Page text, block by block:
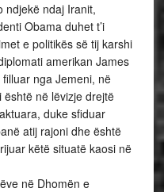
ndjekë ndaj Iranit,
Obama duhet t’i
e politikës së tij karshi
amerikan James
nga Jemeni, në
në lëvizje drejtë
duke sfiduar
atij rajoni dhe është
këtë situatë kaosi në
në Dhomën e